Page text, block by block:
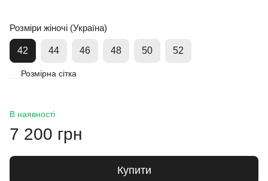
Розміри жіночі (Україна)
42 44 46 48 50 52
Розмірна сітка
В наявності
7 200 грн
Купити